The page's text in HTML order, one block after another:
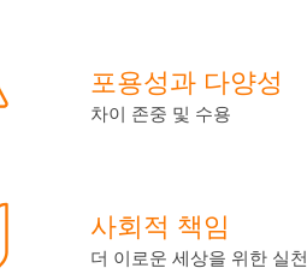
포용성과 다양성
차이 존중 및 수용
사회적 책임
더 이로운 세상을 위한 실천